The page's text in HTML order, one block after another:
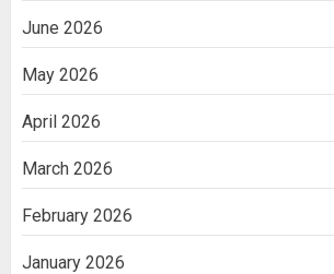
June 2026
May 2026
April 2026
March 2026
February 2026
January 2026